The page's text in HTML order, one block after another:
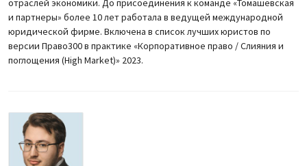
и партнеры» более 10 лет работала в ведущей международной
юридической фирме. Включена в список лучших юристов по
версии Право300 в практике «Корпоративное право / Слияния и
поглощения (High Market)» 2023.